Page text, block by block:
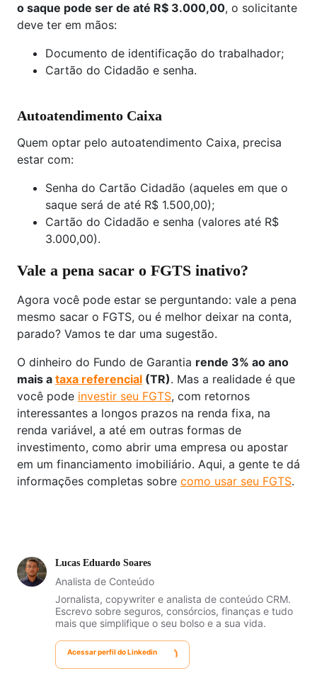
o saque pode ser de até R$ 3.000,00, o solicitante
deve ter em mãos:
Documento de identificação do trabalhador;
Cartão do Cidadão e senha.
Autoatendimento Caixa
Quem optar pelo autoatendimento Caixa, precisa
estar com:
Senha do Cartão Cidadão (aqueles em que o
saque será de até R$ 1.500,00);
Cartão do Cidadão e senha (valores até R$
3.000,00).
Vale a pena sacar o FGTS inativo?
Agora você pode estar se perguntando: vale a pena
mesmo sacar o FGTS, ou é melhor deixar na conta,
parado? Vamos te dar uma sugestão.
O dinheiro do Fundo de Garantia rende 3% ao ano
mais a taxa referencial (TR). Mas a realidade é que
você pode investir seu FGTS, com retornos
interessantes a longos prazos na renda fixa, na
renda variável, a até em outras formas de
investimento, como abrir uma empresa ou apostar
em um financiamento imobiliário. Aqui, a gente te dá
informações completas sobre como usar seu FGTS.
Lucas Eduardo Soares
Analista de Conteúdo
Jornalista, copywriter e analista de conteúdo CRM.
Escrevo sobre seguros, consórcios, finanças e tudo
mais que simplifique o seu bolso e a sua vida.
Acessar perfil do Linkedin